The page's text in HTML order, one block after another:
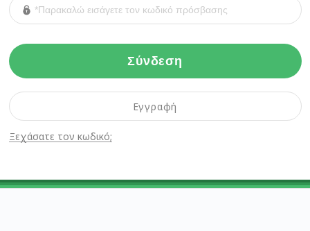
Σύνδεση
Ξεχάσατε τον κωδικό;
Εγγραφή